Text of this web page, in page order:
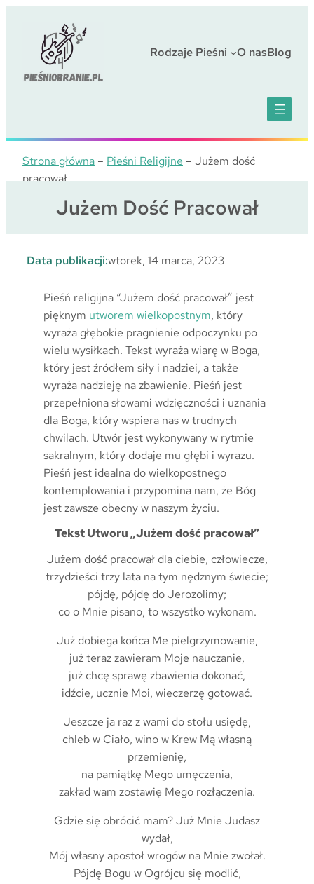
Rodzaje Pieśni O nasBlog
Strona główna – Pieśni Religijne – Jużem dość
pracował
Jużem Dość Pracował
Data publikacji:wtorek, 14 marca, 2023
Pieśń religijna “Jużem dość pracował” jest
pięknym utworem wielkopostnym, który
wyraża głębokie pragnienie odpoczynku po
wielu wysiłkach. Tekst wyraża wiarę w Boga,
który jest źródłem siły i nadziei, a także
wyraża nadzieję na zbawienie. Pieśń jest
przepełniona słowami wdzięczności i uznania
dla Boga, który wspiera nas w trudnych
chwilach. Utwór jest wykonywany w rytmie
sakralnym, który dodaje mu głębi i wyrazu.
Pieśń jest idealna do wielkopostnego
kontemplowania i przypomina nam, że Bóg
jest zawsze obecny w naszym życiu.
Tekst Utworu „Jużem dość pracował”
Jużem dość pracował dla ciebie, człowiecze,
trzydzieści trzy lata na tym nędznym świecie;
pójdę, pójdę do Jerozolimy;
co o Mnie pisano, to wszystko wykonam.
Już dobiega końca Me pielgrzymowanie,
już teraz zawieram Moje nauczanie,
już chcę sprawę zbawienia dokonać,
idźcie, ucznie Moi, wieczerzę gotować.
Jeszcze ja raz z wami do stołu usiędę,
chleb w Ciało, wino w Krew Mą własną
przemienię,
na pamiątkę Mego umęczenia,
zakład wam zostawię Mego rozłączenia.
Gdzie się obrócić mam? Już Mnie Judasz
wydał,
Mój własny apostoł wrogów na Mnie zwołał.
Pójdę Bogu w Ogrójcu się modlić,